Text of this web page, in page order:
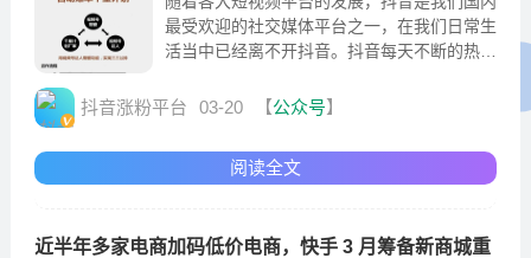
最受欢迎的社交媒体平台之一，在我们日常生
活当中已经离不开抖音。抖音每天不断的热门
抖音。
抖音涨粉平台 03-20 【公众号】
阅读全文
近半年多家电商加码低价电商，快手 3 月筹备新商城重